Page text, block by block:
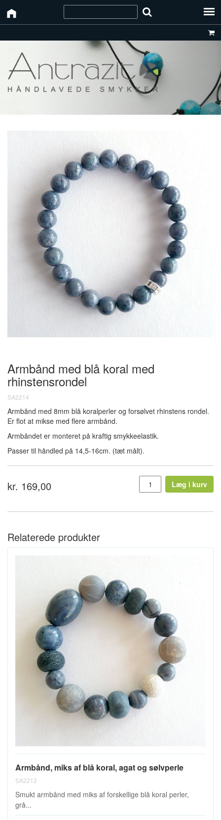
Armbånd med blå koral med
rhinstensrondel
SA2214
Armbånd med 8mm blå koralperler og forsølvet rhinstens rondel.
Er flot at mikse med flere armbånd.
Armbåndet er monteret på kraftig smykkeelastik.
Passer til håndled på 14,5-16cm. (tæt målt).
kr. 169,00 Læg i kurv
Relaterede produkter
Armbånd, miks af blå koral, agat og sølvperle
SA2212
Smukt armbånd med miks af forskellige blå koral perler,
grå...